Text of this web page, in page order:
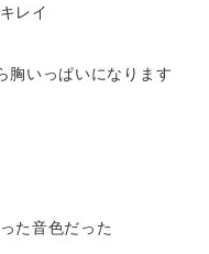
レイ
胸いっぱいになります
た音色だった